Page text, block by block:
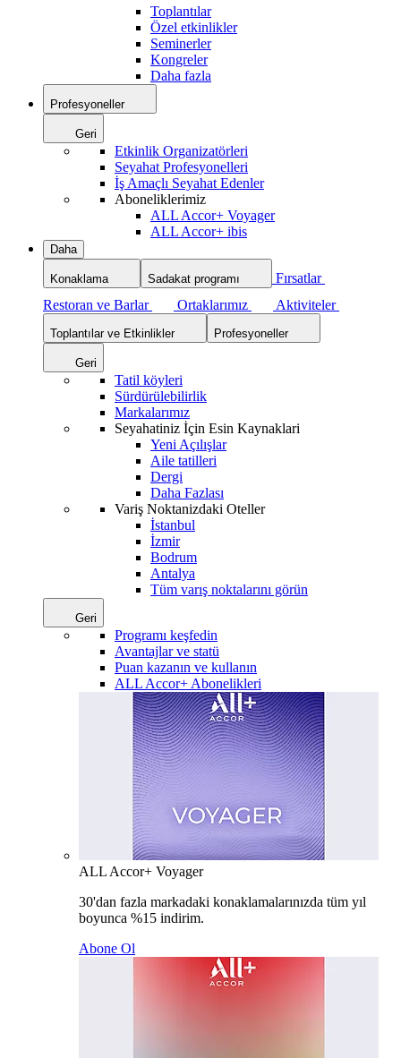
Toplantılar
Özel etkinlikler
Seminerler
Kongreler
Daha fazla
Profesyoneller
Geri
Etkinlik Organizatörleri
Seyahat Profesyonelleri
İş Amaçlı Seyahat Edenler
Aboneliklerimiz
ALL Accor+ Voyager
ALL Accor+ ibis
Daha
Konaklama Sadakat programı
Fırsatlar
Restoran ve Barlar
Ortaklarımız Aktiviteler
Toplantılar ve Etkinlikler Profesyoneller
Geri
Tatil köyleri
Sürdürülebilirlik
Markalarımız
Seyahatiniz İçin Esin Kaynaklari
Yeni Açılışlar
Aile tatilleri
Dergi
Daha Fazlası
Variş Noktanizdaki Oteller
İstanbul
İzmir
Bodrum
Antalya
Tüm varış noktalarını görün
Geri
Programı keşfedin
Avantajlar ve statü
Puan kazanın ve kullanın
ALL Accor+ Abonelikleri
ALL Accor+ Voyager
30'dan fazla markadaki konaklamalarınızda tüm yıl
boyunca %15 indirim.
Abone Ol